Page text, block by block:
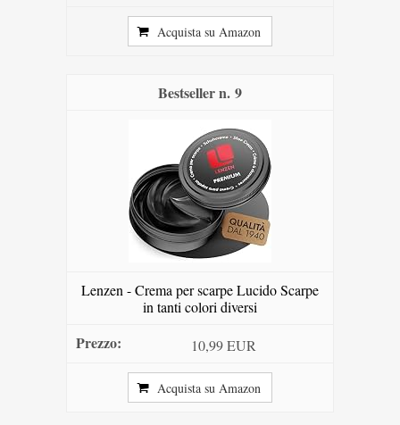
Acquista su Amazon
9
Lenzen - Crema per scarpe Lucido Scarpe
in tanti colori diversi
10,99 EUR
Acquista su Amazon